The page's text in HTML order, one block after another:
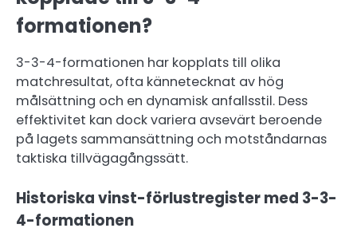
formationen?
3-3-4-formationen har kopplats till olika
matchresultat, ofta kännetecknat av hög
målsättning och en dynamisk anfallsstil. Dess
effektivitet kan dock variera avsevärt beroende
på lagets sammansättning och motståndarnas
taktiska tillvägagångssätt.
Historiska vinst-förlustregister med 3-3-
4-formationen